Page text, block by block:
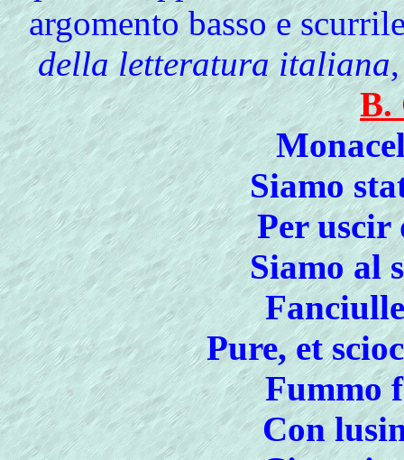
argomento basso e
della letteratura italiana
B.
Siamo
Per
Siamo al
Pure, et
Fummo
Con